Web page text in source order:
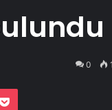
0
Pocket